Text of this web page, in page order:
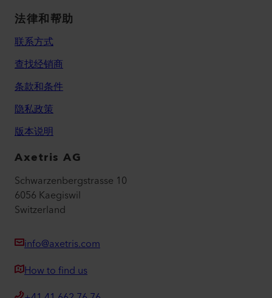
法律和帮助
联系方式
查找经销商
条款和条件
隐私政策
版本说明
Axetris AG
Schwarzenbergstrasse 10
6056 Kaegiswil
Switzerland
info@axetris.com
How to find us